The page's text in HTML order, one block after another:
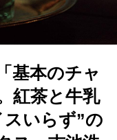
基本のチャ
紅茶と牛乳
いらず”の